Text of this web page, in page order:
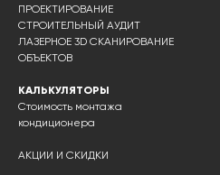
ПРОЕКТИРОВАНИЕ
СТРОИТЕЛЬНЫЙ АУДИТ
ЛАЗЕРНОЕ 3D СКАНИРОВАНИЕ
ОБЪЕКТОВ
КАЛЬКУЛЯТОРЫ
Стоимость монтажа
кондиционера
АКЦИИ И СКИДКИ